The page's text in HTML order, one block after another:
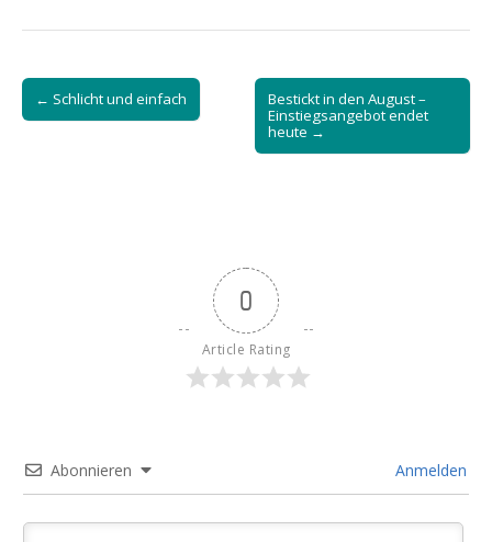
Post
navigation
← Schlicht und einfach
Bestickt in den August –
Einstiegsangebot endet
heute →
0
Article Rating
Abonnieren Anmelden